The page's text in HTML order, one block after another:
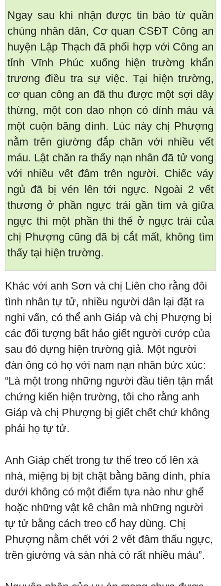
Ngay sau khi nhận được tin báo từ quần
chúng nhân dân, Cơ quan CSĐT Công an
huyện Lập Thạch đã phối hợp với Công an
tỉnh Vĩnh Phúc xuống hiện trường khẩn
trương điều tra sự việc. Tại hiện trường,
cơ quan công an đã thu được một sợi dây
thừng, một con dao nhọn có dính máu và
một cuộn băng dính. Lúc này chị Phượng
nằm trên giường đắp chăn với nhiều vết
máu. Lật chăn ra thấy nạn nhân đã tử vong
với nhiều vết đâm trên người. Chiếc váy
ngủ đã bị vén lên tới ngực. Ngoài 2 vết
thương ở phần ngực trái gần tim và giữa
ngực thì một phần thi thể ở ngực trái của
chị Phượng cũng đã bị cắt mất, không tìm
thấy tại hiện trường.
Khác với anh Sơn và chị Liên cho rằng đôi
tình nhân tự tử, nhiều người dân lại đặt ra
nghi vấn, có thể anh Giáp và chị Phượng bị
các đối tượng bất hảo giết người cướp của
sau đó dựng hiện trường giả. Một người
đàn ông có họ với nam nạn nhân bức xúc:
“Là một trong những người đầu tiên tận mắt
chứng kiến hiện trường, tôi cho rằng anh
Giáp và chị Phượng bị giết chết chứ không
phải họ tự tử.
Anh Giáp chết trong tư thế treo cổ lên xà
nhà, miệng bị bịt chặt bằng băng dính, phía
dưới không có một điểm tựa nào như ghế
hoặc những vật kê chân mà những người
tự tử bằng cách treo cổ hay dùng. Chị
Phượng nằm chết với 2 vết đâm thấu ngực,
trên giường và sàn nhà có rất nhiều máu”.